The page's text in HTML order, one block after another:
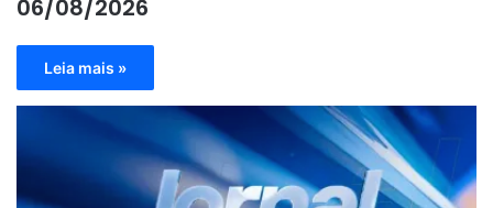
06/08/2026
Leia mais »